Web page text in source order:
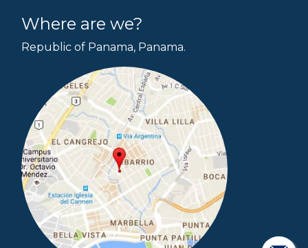
Where are we?
Republic of Panama, Panama.